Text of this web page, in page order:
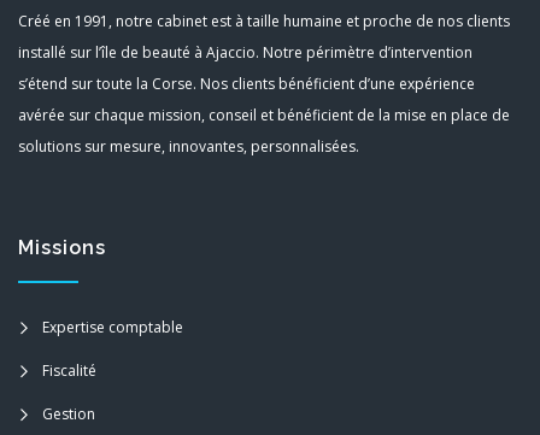
Créé en 1991, notre cabinet est à taille humaine et proche de nos clients
installé sur l’île de beauté à Ajaccio. Notre périmètre d’intervention
s’étend sur toute la Corse. Nos clients bénéficient d’une expérience
avérée sur chaque mission, conseil et bénéficient de la mise en place de
solutions sur mesure, innovantes, personnalisées.
Missions
Expertise comptable
Fiscalité
Gestion